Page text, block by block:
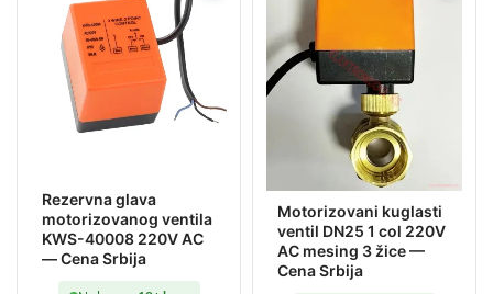
Rezervna glava
motorizovanog ventila
KWS-40008 220V AC
— Cena Srbija
Motorizovani kuglasti
ventil DN25 1 col 220V
AC mesing 3 žice —
Cena Srbija